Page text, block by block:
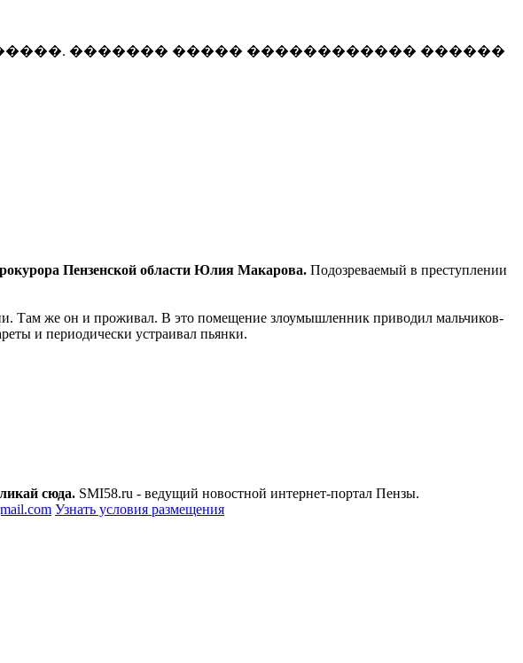
������� ����� ������������ ������
Пензенской области Юлия Макарова. Подозреваемый в преступлении
Там же он и проживал. В это помещение злоумышленник приводил мальчиков-
и периодически устраивал пьянки.
сюда. SMI58.ru - ведущий новостной интернет-портал Пензы.
Узнать условия размещения